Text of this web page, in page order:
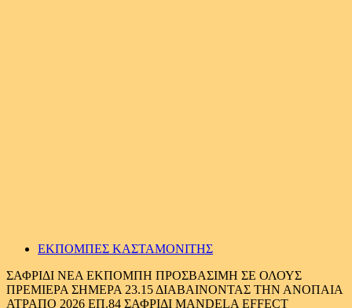
ΕΚΠΟΜΠΕΣ ΚΑΣΤΑΜΟΝΙΤΗΣ
ΣΑΦΡΙΔΙ ΝΕΑ ΕΚΠΟΜΠΗ ΠΡΟΣΒΑΣΙΜΗ ΣΕ ΟΛΟΥΣ
ΠΡΕΜΙΕΡΑ ΣΗΜΕΡΑ 23.15 ΔΙΑΒΑΙΝΟΝΤΑΣ ΤΗΝ ΑΝΟΠΑΙΑ
ΑΤΡΑΠΟ 2026 ΕΠ.84 ΣΑΦΡΙΔΙ MANDELA EFFECT